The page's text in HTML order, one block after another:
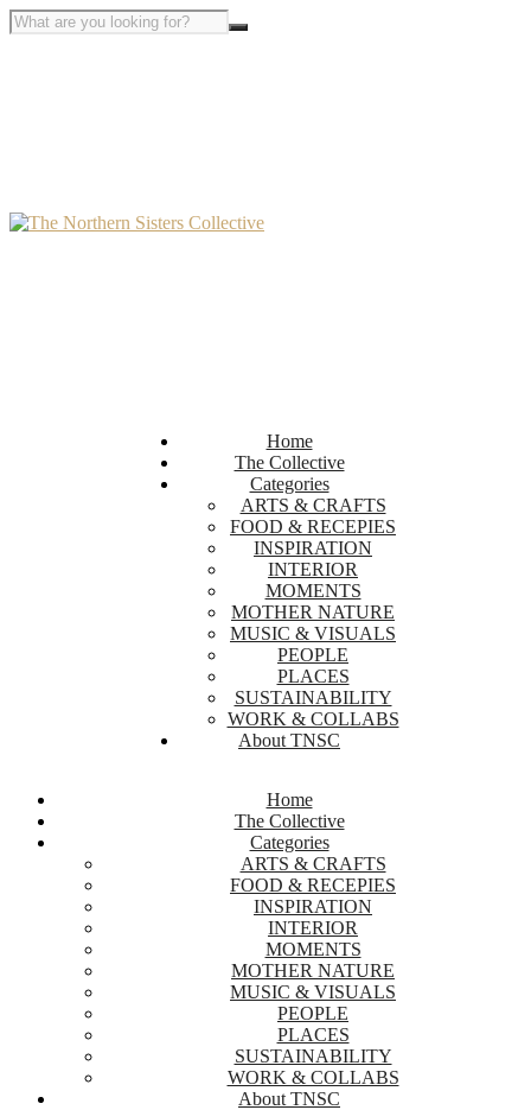
Home
The Collective
Categories
ARTS & CRAFTS
FOOD & RECEPIES
INSPIRATION
INTERIOR
MOMENTS
MOTHER NATURE
MUSIC & VISUALS
PEOPLE
PLACES
SUSTAINABILITY
WORK & COLLABS
About TNSC
Home
The Collective
Categories
ARTS & CRAFTS
FOOD & RECEPIES
INSPIRATION
INTERIOR
MOMENTS
MOTHER NATURE
MUSIC & VISUALS
PEOPLE
PLACES
SUSTAINABILITY
WORK & COLLABS
About TNSC